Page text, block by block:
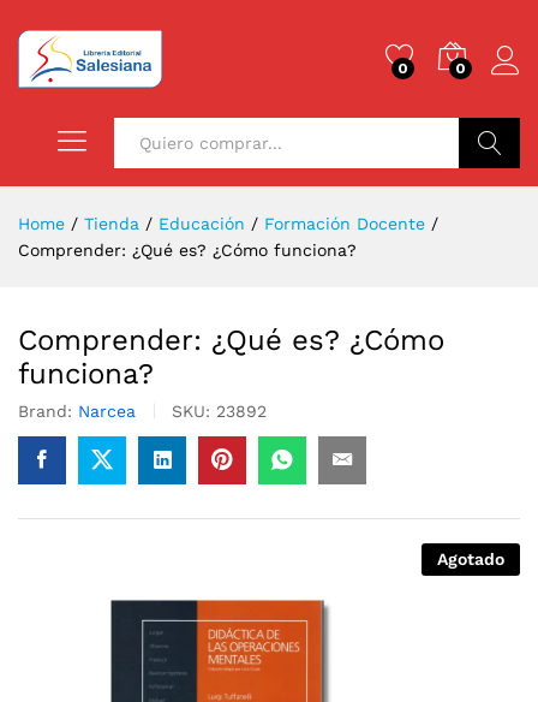
0 0
Home / Tienda / Educación / Formación Docente /
Comprender: ¿Qué es? ¿Cómo funciona?
Comprender: ¿Qué es? ¿Cómo
funciona?
Brand: Narcea SKU: 23892
Agotado